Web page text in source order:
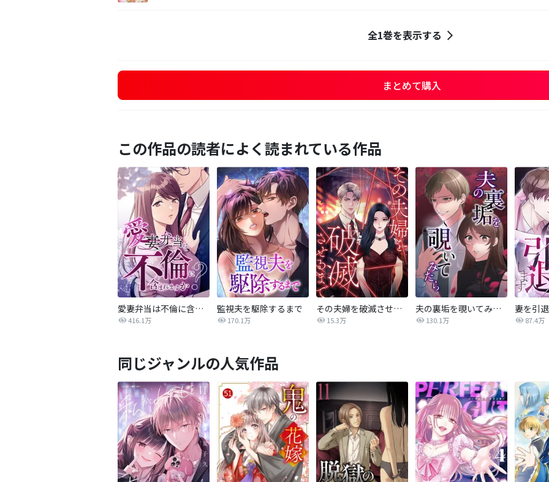
全1巻を表示する
まとめて購入
この作品の読者によく読まれている作品
愛妻弁当は不倫に含まれますか？
416.1万
監視夫を駆除するまで
170.1万
その夫婦を破滅させるまで
15.3万
夫の裏垢を覗いてみたら
130.1万
妻を引
87.4万
同じジャンルの人気作品